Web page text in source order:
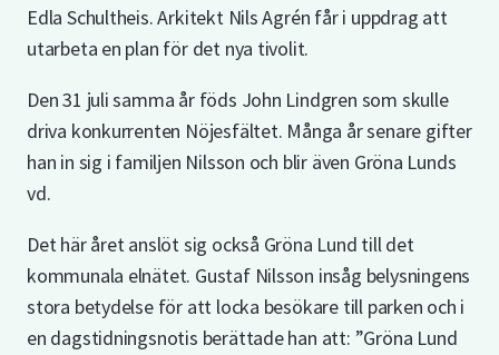
Edla Schultheis. Arkitekt Nils Agrén får i uppdrag att
utarbeta en plan för det nya tivolit.
Den 31 juli samma år föds John Lindgren som skulle
driva konkurrenten Nöjesfältet. Många år senare gifter
han in sig i familjen Nilsson och blir även Gröna Lunds
vd.
Det här året anslöt sig också Gröna Lund till det
kommunala elnätet. Gustaf Nilsson insåg belysningens
stora betydelse för att locka besökare till parken och i
en dagstidningsnotis berättade han att: ”Gröna Lund